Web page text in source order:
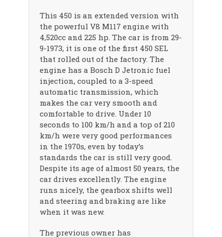
This 450 is an extended version with
the powerful V8 M117 engine with
4,520cc and 225 hp. The car is from 29-
9-1973, it is one of the first 450 SEL
that rolled out of the factory. The
engine has a Bosch D Jetronic fuel
injection, coupled to a 3-speed
automatic transmission, which
makes the car very smooth and
comfortable to drive. Under 10
seconds to 100 km/h and a top of 210
km/h were very good performances
in the 1970s, even by today’s
standards the car is still very good.
Despite its age of almost 50 years, the
car drives excellently. The engine
runs nicely, the gearbox shifts well
and steering and braking are like
when it was new.
The previous owner has